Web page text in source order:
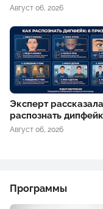
Август 06, 2026
Эксперт
распознать дипфейк
Август 06, 2026
Программы